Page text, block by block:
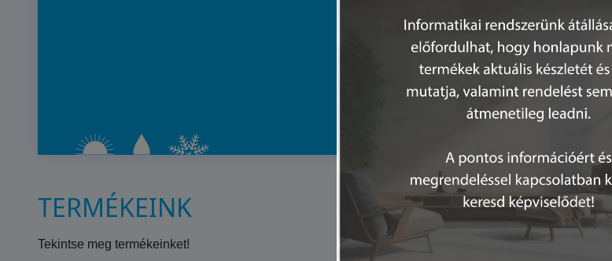
TERMÉKEINK
Tekintse meg termékeinket!